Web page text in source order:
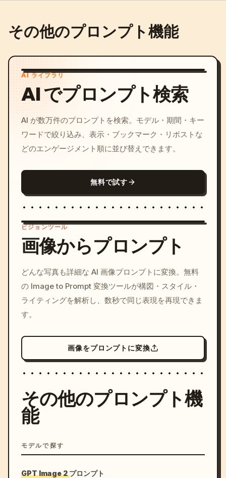
その他のプロンプト機能
AI ライブラリ
AI でプロンプト検索
AI が数万件のプロンプトを検索。モデル・期間・キー
ワードで絞り込み、表示・ブックマーク・リポストな
どのエンゲージメント順に並び替えできます。
無料で試す
c, cyberpunk sunset, neon
colors, 8k --v 6.0
ビジョンツール
画像からプロンプト
どんな写真も詳細な AI 画像プロンプトに変換。無料
の Image to Prompt 変換ツールが構図・スタイル・
ライティングを解析し、数秒で同じ表現を再現できま
す。
画像をプロンプトに変換
その他のプロンプト機
能
モデルで探す
GPT Image 2 プロンプト